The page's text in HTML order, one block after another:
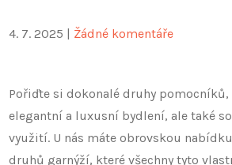
4. 7. 2025 | Žádné komentáře
Pořiďte si dokonalé druhy pomocníků,
elegantní a luxusní bydlení, ale také
využití. U nás máte obrovskou
druhů garnýží, které všechny tyto